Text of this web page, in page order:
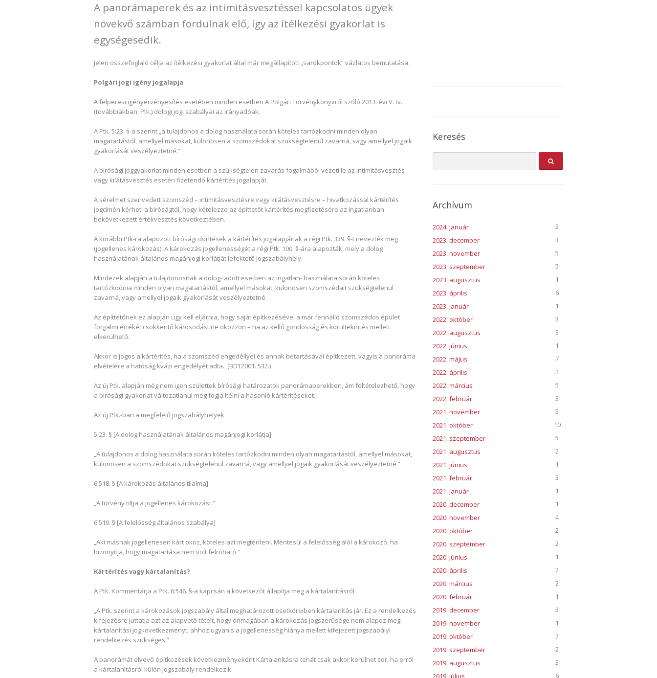
A panorámaperek és az intimitásvesztéssel kapcsolatos ügyek
növekvő számban fordulnak elő, így az ítélkezési gyakorlat is
egységesedik.
Jelen összefoglaló célja az ítélkezési gyakorlat által már megállapított „sarokpontok” vázlatos bemutatása.
Polgári jogi igény jogalapja
A felperesi igényérvényesítés esetében minden esetben A Polgári Törvénykönyvről szóló 2013. évi V. tv.
(továbbiakban: Ptk.) dologi jogi szabályai az irányadóak.
A Ptk. 5:23. §-a szerint „a tulajdonos a dolog használata során köteles tartózkodni minden olyan
magatartástól, amellyel másokat, különösen a szomszédokat szükségtelenül zavarná, vagy amellyel jogaik
gyakorlását veszélyeztetné.”
A bírósági joggyakorlat minden esetben a szükségtelen zavarás fogalmából vezeti le az intimitásvesztés
vagy kilátásvesztés esetén fizetendő kártérítés jogalapját.
A sérelmet szenvedett szomszéd – intimitásvesztésre vagy kilátásvesztésre – hivatkozással kártérítés
jogcímén kérheti a bíróságtól, hogy kötelezze az építtetőt kártérítés megfizetésére az ingatlanban
bekövetkezett értékvesztés következtében.
A korábbi Ptk-ra alapozott bírósági döntések a kártérítés jogalapjának a régi Ptk. 339. §-t nevezték meg
(jogellenes károkozás). A károkozás jogellenességét a régi Ptk. 100. §-ára alapozták, mely a dolog
használatának általános magánjogi korlátját lefektető jogszabályhely.
Mindezek alapján a tulajdonosnak a dolog- adott esetben az ingatlan- használata során köteles
tartózkodnia minden olyan magatartástól, amellyel másokat, különösen szomszédait szükségtelenül
zavarná, vagy amellyel jogaik gyakorlását veszélyeztetné.
Az építtetőnek ez alapján úgy kell eljárnia, hogy saját építkezésével a már fennálló szomszédos épület
forgalmi értékét csökkentő károsodást ne okozzon – ha az kellő gondosság és körültekintés mellett
elkerülhető.
Akkor is jogos a kártérítés, ha a szomszéd engedéllyel és annak betartásával építkezett, vagyis a panoráma
elvételére a hatóság kvázi engedélyét adta. (BDT2001. 532.)
Az új Ptk. alapján még nem igen születtek bírósági határozatok panorámaperekben, ám feltételezhető, hogy
a bírósági gyakorlat változatlanul meg fogja ítélni a hasonló kártérítéseket.
Az új Ptk.-ban a megfelelő jogszabályhelyek:
5:23. § [A dolog használatának általános magánjogi korlátja]
„A tulajdonos a dolog használata során köteles tartózkodni minden olyan magatartástól, amellyel másokat,
különösen a szomszédokat szükségtelenül zavarná, vagy amellyel jogaik gyakorlását veszélyeztetné.”
6:518. § [A károkozás általános tilalma]
„A törvény tiltja a jogellenes károkozást.”
6:519. § [A felelősség általános szabálya]
„Aki másnak jogellenesen kárt okoz, köteles azt megtéríteni. Mentesül a felelősség alól a károkozó, ha
bizonyítja, hogy magatartása nem volt felróható.”
Kártérítés vagy kártalanítás?
A Ptk. Kommentárja a Ptk. 6:546. §-a kapcsán a következőt állapítja meg a kártalanításról:
„A Ptk. szerint a károkozások jogszabály által meghatározott esetköreiben kártalanítás jár. Ez a rendelkezés
kifejezésre juttatja azt az alapvető tételt, hogy önmagában a károkozás jogszerűsége nem alapoz meg
kártalanítási jogkövetkezményt, ahhoz ugyanis a jogellenesség hiánya mellett kifejezett jogszabályi
rendelkezés szükséges.”
A panorámát elvevő építkezések következményeként Kártalanításra tehát csak akkor kerülhet sor, ha erről
a kártalanításról külön jogszabály rendelkezik.
Keresés
Archívum
2024. január
2
2023. december
3
2023. november
5
2023. szeptember
5
2023. augusztus
1
2023. április
6
2023. január
1
2022. október
3
2022. augusztus
3
2022. június
1
2022. május
7
2022. április
2
2022. március
5
2022. február
3
2021. november
5
2021. október
10
2021. szeptember
5
2021. augusztus
2
2021. június
1
2021. február
3
2021. január
1
2020. december
1
2020. november
4
2020. október
2
2020. szeptember
2
2020. június
1
2020. április
2
2020. március
2
2020. február
1
2019. december
3
2019. november
1
2019. október
2
2019. szeptember
2
2019. augusztus
3
2019. július
6